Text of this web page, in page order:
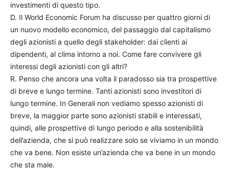
investimenti di questo tipo.
D. Il World Economic Forum ha discusso per quattro giorni di
un nuovo modello economico, del passaggio dal capitalismo
degli azionisti a quello degli stakeholder: dai clienti ai
dipendenti, al clima intorno a noi. Come fare convivere gli
interessi degli azionisti con gli altri?
R. Penso che ancora una volta il paradosso sia tra prospettive
di breve e lungo termine. Tanti azionisti sono investitori di
lungo termine. In Generali non vediamo spesso azionisti di
breve, la maggior parte sono azionisti stabili e interessati,
quindi, alle prospettive di lungo periodo e alla sostenibilità
dell’azienda, che si può realizzare solo se viviamo in un mondo
che va bene. Non esiste un’azienda che va bene in un mondo
che sta male.